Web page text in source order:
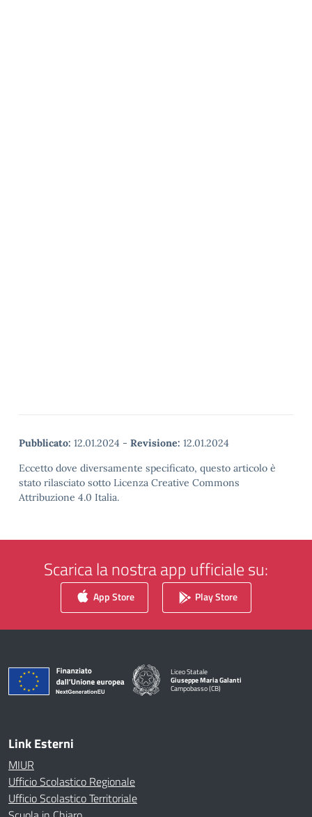
Pubblicato: 12.01.2024 - Revisione: 12.01.2024
Eccetto dove diversamente specificato, questo articolo è
stato rilasciato sotto Licenza Creative Commons
Attribuzione 4.0 Italia.
Scarica la nostra app ufficiale su:
App Store Play Store
Liceo Statale
Giuseppe Maria Galanti
Campobasso (CB)
— Visita la pagina iniziale della scuola
Link Esterni
MIUR
Ufficio Scolastico Regionale
Ufficio Scolastico Territoriale